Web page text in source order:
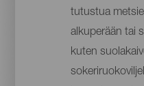
tutustua
alkuperään tai
kuten